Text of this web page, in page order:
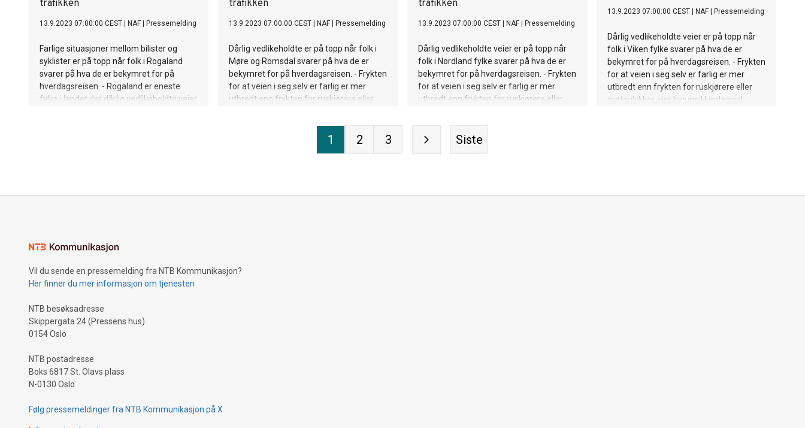
trafikken
13.9.2023 07:00:00 CEST NAF Pressemelding
Farlige situasjoner mellom bilister og
syklister er på topp når folk i Rogaland
svarer på hva de er bekymret for på
hverdagsreisen. - Rogaland er eneste
fylke i landet der dårlig vedlikeholdte veier
trafikken
13.9.2023 07:00:00 CEST NAF Pressemelding
Dårlig vedlikeholdte er på topp når folk i
Møre og Romsdal svarer på hva de er
bekymret for på hverdagsreisen. - Frykten
for at veien i seg selv er farlig er mer
utbredt enn frykten for ruskjørere eller
trafikken
13.9.2023 07:00:00 CEST NAF Pressemelding
Dårlig vedlikeholdte veier er på topp når
folk i Nordland fylke svarer på hva de er
bekymret for på hverdagsreisen. - Frykten
for at veien i seg selv er farlig er mer
utbredt enn frykten for ruskjørere eller
pressesjef i NAF.
13.9.2023 07:00:00 CEST NAF Pressemelding
Dårlig vedlikeholdte veier er på topp når
folk i Viken fylke svarer på hva de er
bekymret for på hverdagsreisen. - Frykten
for at veien i seg selv er farlig er mer
utbredt enn frykten for ruskjørere eller
møteulykker, sier Ingunn Handagard,
1 2 3 Siste
Vil du sende en pressemelding fra NTB Kommunikasjon?
Her finner du mer informasjon om tjenesten
NTB besøksadresse
Skippergata 24 (Pressens hus)
0154 Oslo
NTB postadresse
Boks 6817 St. Olavs plass
N-0130 Oslo
Følg pressemeldinger fra NTB Kommunikasjon på X